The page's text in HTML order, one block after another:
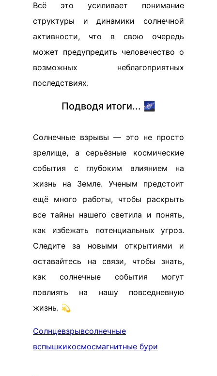
Всё это усиливает понимание
структуры и динамики солнечной
активности, что в свою очередь
может предупредить человечество о
возможных неблагоприятных
последствиях.
Подводя итоги... 🌌
Солнечные взрывы — это не просто
зрелище, а серьёзные космические
события с глубоким влиянием на
жизнь на Земле. Ученым предстоит
ещё много работы, чтобы раскрыть
все тайны нашего светила и понять,
как избежать потенциальных угроз.
Следите за новыми открытиями и
оставайтесь на связи, чтобы знать,
как солнечные события могут
повлиять на нашу повседневную
жизнь. 💫
Солнцевзрывсолнечные
вспышкикосмосмагнитные бури